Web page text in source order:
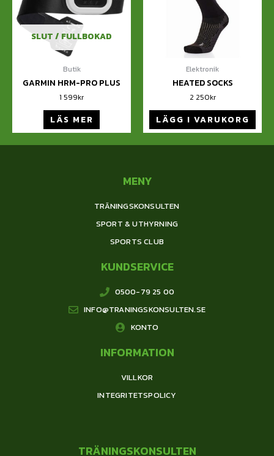
SLUT / FULLBOKAD
Butik
GARMIN HRM-PRO PLUS
1 599kr
LÄS MER
Elektronik
HEATED SOCKS
2 250kr
LÄGG I VARUKORG
MENY
TRÄNINGSKONSULTEN
SPORT & UTHYRNING
SPORTS CLUB
KUNDSERVICE
0500-79 25 00
INFO@TRANINGSKONSULTEN.SE
KONTO
INFORMATION
VILLKOR
INTEGRITETSPOLICY
TRÄNINGSKONSULTEN